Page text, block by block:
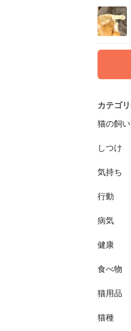
カテゴ
猫の飼
しつけ
気持ち
行動
病気
健康
食べ物
猫用品
猫種